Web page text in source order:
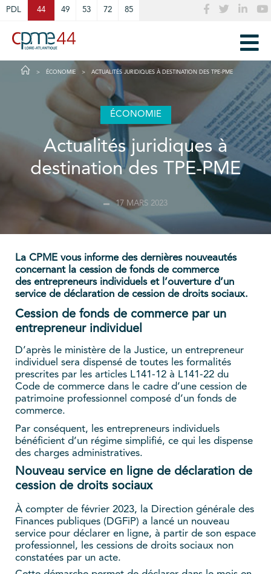
PDL 44 49 53 72 85
ÉCONOMIE ACTUALITÉS JURIDIQUES À DESTINATION DES TPE-PME
ÉCONOMIE
Actualités juridiques à
destination des TPE-PME
17 MARS 2023
La CPME vous informe des dernières nouveautés
concernant la cession de fonds de commerce
des entrepreneurs individuels et l’ouverture d’un
service de déclaration de cession de droits sociaux.
Cession de fonds de commerce par un
entrepreneur individuel
D’après le ministère de la Justice, un entrepreneur
individuel sera dispensé de toutes les formalités
prescrites par les articles L141-12 à L141-22 du
Code de commerce dans le cadre d’une cession de
patrimoine professionnel composé d’un fonds de
commerce.
Par conséquent, les entrepreneurs individuels
bénéficient d’un régime simplifié, ce qui les dispense
des charges administratives.
Nouveau service en ligne de déclaration de
cession de droits sociaux
À compter de février 2023, la Direction générale des
Finances publiques (DGFiP) a lancé un nouveau
service pour déclarer en ligne, à partir de son espace
professionnel, les cessions de droits sociaux non
constatées par un acte.
Cookies management panel